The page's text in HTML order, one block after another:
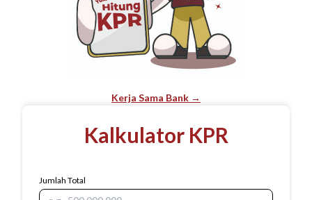
Kerja Sama Bank →
Kalkulator KPR
Jumlah Total